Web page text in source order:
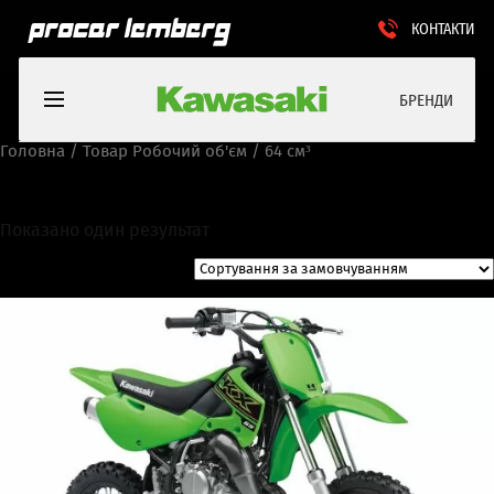
КОНТАКТИ
БРЕНДИ
Головна / Товар Робочий об'єм / 64 см³
Показано один результат